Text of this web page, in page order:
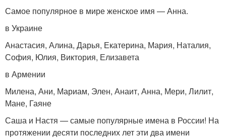
Самое популярное в мире женское имя — Анна.
в Украине
Анастасия, Алина, Дарья, Екатерина, Мария, Наталия,
София, Юлия, Виктория, Елизавета
в Армении
Милена, Ани, Мариам, Элен, Анаит, Анна, Мери, Лилит,
Мане, Гаяне
Саша и Настя — самые популярные имена в России! На
протяжении десяти последних лет эти два имени